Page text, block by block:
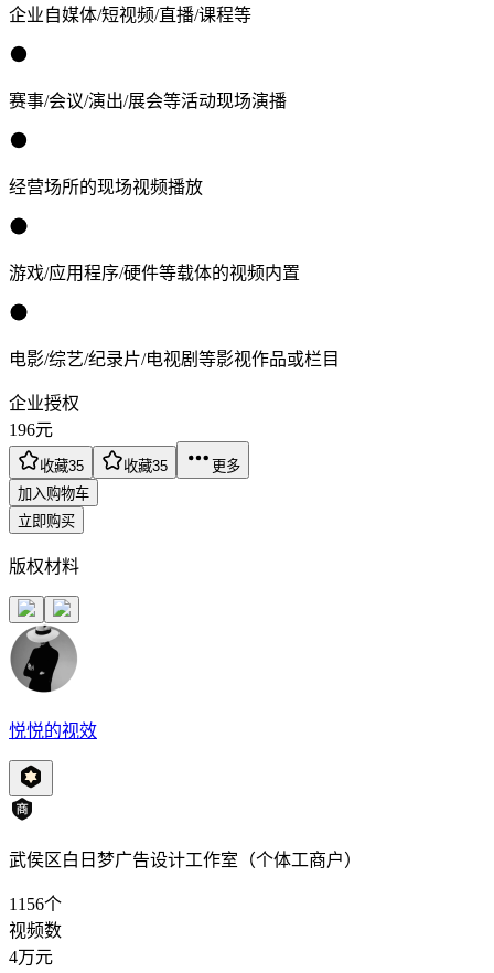
企业自媒体/短视频/直播/课程等
赛事/会议/演出/展会等活动现场演播
经营场所的现场视频播放
游戏/应用程序/硬件等载体的视频内置
电影/综艺/纪录片/电视剧等影视作品或栏目
企业授权
196元
收藏35 收藏35
更多
加入购物车
立即购买
版权材料
悦悦的视效
武侯区白日梦广告设计工作室（个体工商户）
1156个
视频数
4万元